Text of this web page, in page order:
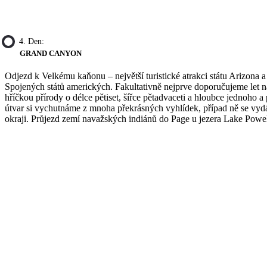
4. Den:
GRAND CANYON
Odjezd k Velkému kaňonu – největší turistické atrakci státu Arizona
Spojených států amerických. Fakultativně nejprve doporučujeme let
hříčkou přírody o délce pětiset, šířce pětadvaceti a hloubce jednoho
útvar si vychutnáme z mnoha překrásných vyhlídek, případ ně se
okraji. Průjezd zemí navažských indiánů do Page u jezera Lake